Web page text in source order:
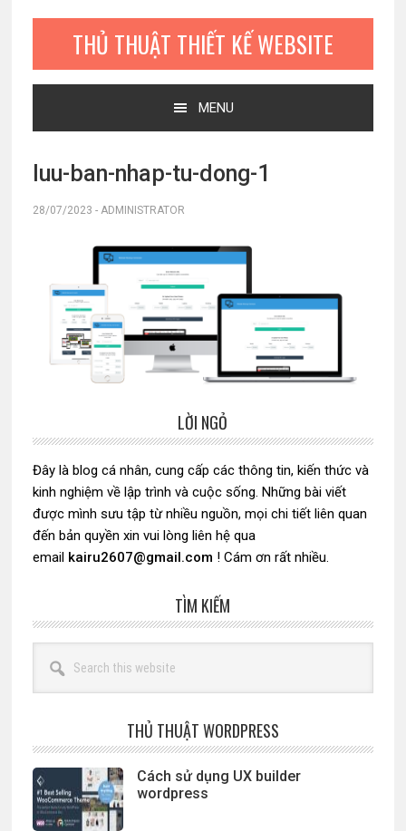
THỦ THUẬT THIẾT KẾ WEBSITE
MENU
luu-ban-nhap-tu-dong-1
28/07/2023 - ADMINISTRATOR
chính
LỜI NGỎ
Đây là blog cá nhân, cung cấp các thông tin, kiến thức và
kinh nghiệm về lập trình và cuộc sống. Những bài viết
được mình sưu tập từ nhiều nguồn, mọi chi tiết liên quan
đến bản quyền xin vui lòng liên hệ qua
email kairu2607@gmail.com ! Cám ơn rất nhiều.
TÌM KIẾM
this
website
THỦ THUẬT WORDPRESS
Cách sử dụng UX builder
wordpress